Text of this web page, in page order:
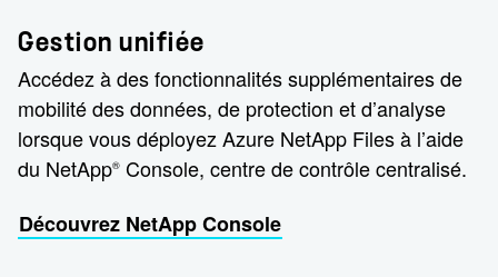
Gestion unifiée
Accédez à des fonctionnalités supplémentaires de
mobilité des données, de protection et d’analyse
lorsque vous déployez Azure NetApp Files à l’aide
du NetApp® Console, centre de contrôle centralisé.
Découvrez NetApp Console